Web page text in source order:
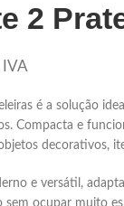
2
IVA
é a solução
Compacta e
decorativos,
e versátil,
sem ocupar muito